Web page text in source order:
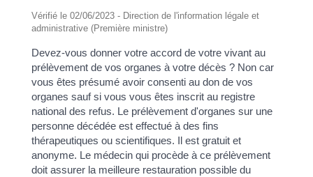
Vérifié le 02/06/2023 - Direction de l'information légale et
administrative (Première ministre)
Devez-vous donner votre accord de votre vivant au
prélèvement de vos organes à votre décès ? Non car
vous êtes présumé avoir consenti au don de vos
organes sauf si vous vous êtes inscrit au registre
national des refus. Le prélèvement d'organes sur une
personne décédée est effectué à des fins
thérapeutiques ou scientifiques. Il est gratuit et
anonyme. Le médecin qui procède à ce prélèvement
doit assurer la meilleure restauration possible du